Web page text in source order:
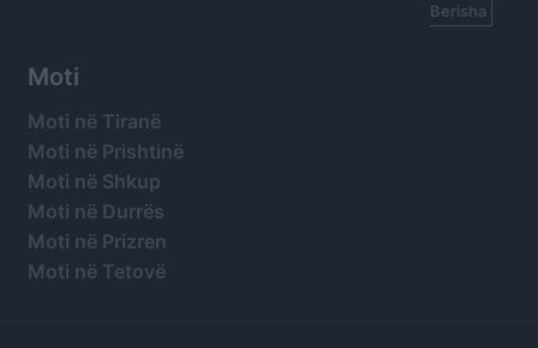
Berisha
Moti
Moti në Tiranë
Moti në Prishtinë
Moti në Shkup
Moti në Durrës
Moti në Prizren
Moti në Tetovë